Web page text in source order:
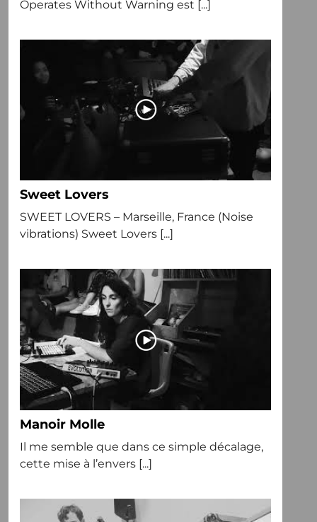
Operates Without Warning est [...]
Sweet Lovers
SWEET LOVERS – Marseille, France (Noise
vibrations) Sweet Lovers [...]
Manoir Molle
Il me semble que dans ce simple décalage,
cette mise à l’envers [...]